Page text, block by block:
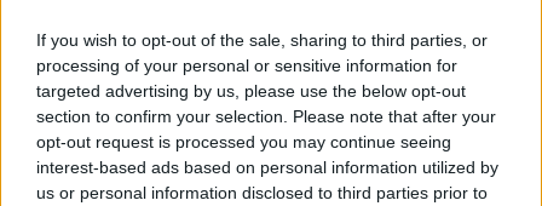
If you wish to opt-out of the sale, sharing to third parties, or
processing of your personal or sensitive information for
targeted advertising by us, please use the below opt-out
section to confirm your selection. Please note that after your
opt-out request is processed you may continue seeing
interest-based ads based on personal information utilized by
us or personal information disclosed to third parties prior to
zaposlitvi. Ker so omenjeni zdravniki prejemali tudi
covidne dodatke za čas, ko naj bi delali na kliniki, pa se
je zadeve torej lotil tudi inšpektorat za javni sektor.